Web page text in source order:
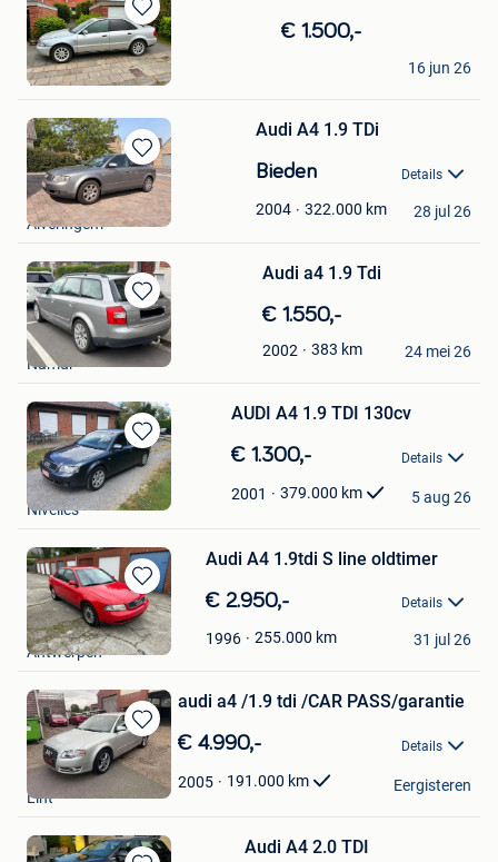
Bewaren
in
Mijn
Favorieten
€ 1.500,-
Moussa
Tournai
16 jun 26
Bewaren
in
Mijn
Favorieten
Audi A4 1.9 TDi
Bieden Details
2004 322.000 km
Hendrik Souvagie
Alveringem
28 jul 26
Bewaren
in
Mijn
Favorieten
Audi a4 1.9 Tdi
€ 1.550,-
2002 383 km
Corentin
Namur
24 mei 26
Bewaren
in
Mijn
Favorieten
AUDI A4 1.9 TDI 130cv
€ 1.300,- Details
2001 379.000 km
Thierry TOM CAR
Nivelles
5 aug 26
Bewaren
in
Mijn
Favorieten
Audi A4 1.9tdi S line oldtimer
€ 2.950,- Details
1996 255.000 km
Zekie
Antwerpen
31 jul 26
Bewaren
in
Mijn
Favorieten
audi a4 /1.9 tdi /CAR PASS/garantie
€ 4.990,- Details
2005 191.000 km
jb metro cars bvba
Lint
Eergisteren
Audi A4 2.0 TDI